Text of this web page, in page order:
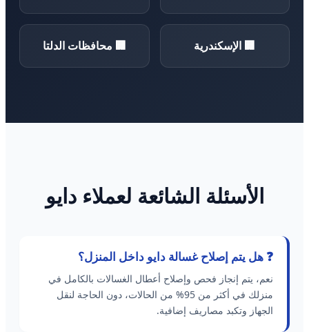
🏢 الإسكندرية 🏢 محافظات الدلتا
الأسئلة الشائعة لعملاء دايو
❓ هل يتم إصلاح غسالة دايو داخل المنزل؟
نعم، يتم إنجاز فحص وإصلاح أعطال الغسالات بالكامل في
منزلك في أكثر من 95% من الحالات، دون الحاجة لنقل
الجهاز وتكبد مصاريف إضافية.